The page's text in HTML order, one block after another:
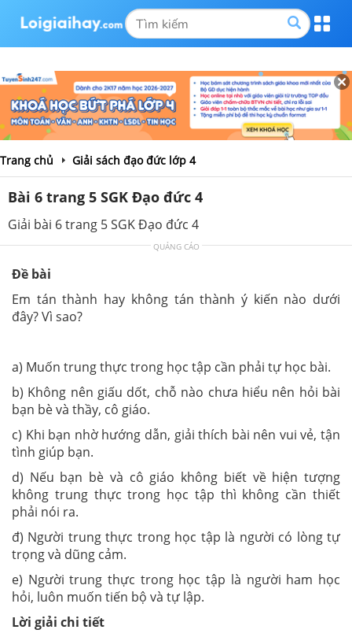
Trang chủ Giải sách đạo đức lớp 4
Bài 6 trang 5 SGK Đạo đức 4
Giải bài 6 trang 5 SGK Đạo đức 4
QUẢNG CÁO
Đề bài
Em tán thành hay không tán thành ý kiến nào dưới
đây? Vì sao?
a) Muốn trung thực trong học tập cần phải tự học bài.
b) Không nên giấu dốt, chỗ nào chưa hiểu nên hỏi bài
bạn bè và thầy, cô giáo.
c) Khi bạn nhờ hướng dẫn, giải thích bài nên vui vẻ, tận
tình giúp bạn.
d) Nếu bạn bè và cô giáo không biết về hiện tượng
không trung thực trong học tập thì không cần thiết
phải nói ra.
đ) Người trung thực trong học tập là người có lòng tự
trọng và dũng cảm.
e) Người trung thực trong học tập là người ham học
hỏi, luôn muốn tiến bộ và tự lập.
Lời giải chi tiết